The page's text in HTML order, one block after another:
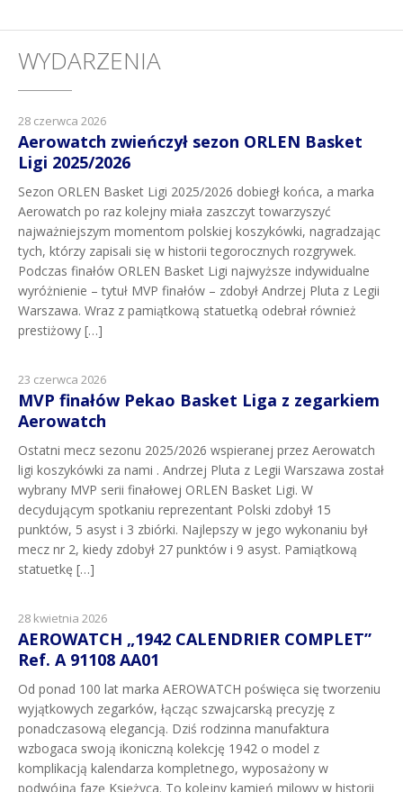
WYDARZENIA
28 czerwca 2026
Aerowatch zwieńczył sezon ORLEN Basket
Ligi 2025/2026
Sezon ORLEN Basket Ligi 2025/2026 dobiegł końca, a marka
Aerowatch po raz kolejny miała zaszczyt towarzyszyć
najważniejszym momentom polskiej koszykówki, nagradzając
tych, którzy zapisali się w historii tegorocznych rozgrywek.
Podczas finałów ORLEN Basket Ligi najwyższe indywidualne
wyróżnienie – tytuł MVP finałów – zdobył Andrzej Pluta z Legii
Warszawa. Wraz z pamiątkową statuetką odebrał również
prestiżowy […]
23 czerwca 2026
MVP finałów Pekao Basket Liga z zegarkiem
Aerowatch
Ostatni mecz sezonu 2025/2026 wspieranej przez Aerowatch
ligi koszykówki za nami . Andrzej Pluta z Legii Warszawa został
wybrany MVP serii finałowej ORLEN Basket Ligi. W
decydującym spotkaniu reprezentant Polski zdobył 15
punktów, 5 asyst i 3 zbiórki. Najlepszy w jego wykonaniu był
mecz nr 2, kiedy zdobył 27 punktów i 9 asyst. Pamiątkową
statuetkę […]
28 kwietnia 2026
AEROWATCH „1942 CALENDRIER COMPLET”
Ref. A 91108 AA01
Od ponad 100 lat marka AEROWATCH poświęca się tworzeniu
wyjątkowych zegarków, łącząc szwajcarską precyzję z
ponadczasową elegancją. Dziś rodzinna manufaktura
wzbogaca swoją ikoniczną kolekcję 1942 o model z
komplikacją kalendarza kompletnego, wyposażony w
podwójną fazę Księżyca. To kolejny kamień milowy w historii